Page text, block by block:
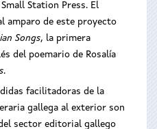
Station Press. El
amparo de este proyecto
Songs, la primera
del poemario de Rosalía
.
facilitadoras de la
gallega al exterior son
sector editorial gallego